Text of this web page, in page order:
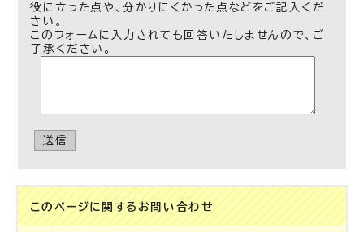
役に立った点や、分かりにくかった点などをご記入くだ
さい。
このフォームに入力されても回答いたしませんので、ご
了承ください。
送信
このページに関する お問い合わせ